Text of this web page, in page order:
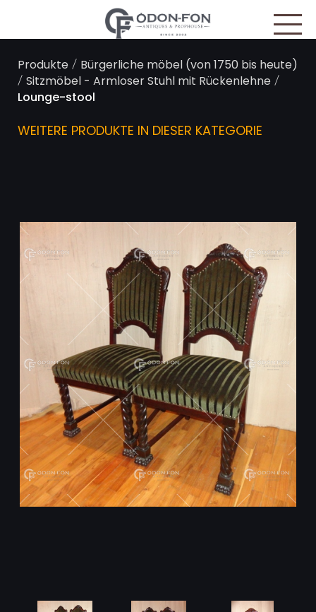
Produkte/ Bürgerliche möbel (von 1750 bis heute)
/Sitzmöbel - Armloser Stuhl mit Rückenlehne/
Lounge-stool
WEITERE PRODUKTE IN DIESER KATEGORIE